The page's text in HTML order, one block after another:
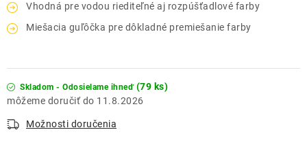
Vhodná pre vodou riediteľné aj rozpúšťadlové farby
Miešacia guľôčka pre dôkladné premiešanie farby
Skladom - Odosielame ihneď (79 ks)
11.8.2026
Možnosti doručenia